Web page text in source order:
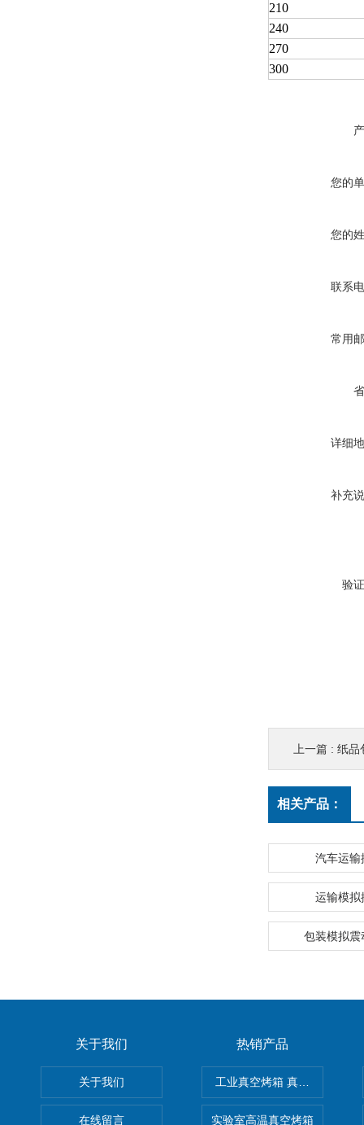
210
240
270
300
您的
您的
联系
常用
详细
补充
验
上一篇 : 纸品
相关产品：
汽车运输
运输模拟
包装模拟震
关于我们
关于我们
在线留言
热销产品
工业真空烤箱 真空烘箱
实验室高温真空烤箱